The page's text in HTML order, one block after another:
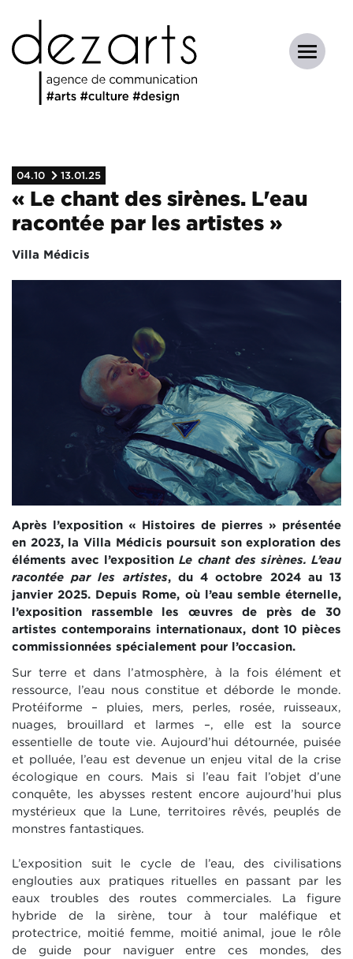
04.10 13.01.25
« Le chant des sirènes. L'eau
racontée par les artistes »
Villa Médicis
Après l’exposition « Histoires de pierres » présentée
en 2023, la Villa Médicis poursuit son exploration des
éléments avec l’expositionLe chant des sirènes. L’eau
racontée par les artistes, du 4 octobre 2024 au 13
janvier 2025. Depuis Rome, où l’eau semble éternelle,
l’exposition rassemble les œuvres de près de 30
artistes contemporains internationaux, dont 10 pièces
commissionnées spécialement pour l’occasion.
Sur terre et dans l’atmosphère, à la fois élément et
ressource, l’eau nous constitue et déborde le monde.
Protéiforme – pluies, mers, perles, rosée, ruisseaux,
nuages, brouillard et larmes –, elle est la source
essentielle de toute vie. Aujourd’hui détournée, puisée
et polluée, l’eau est devenue un enjeu vital de la crise
écologique en cours. Mais si l’eau fait l’objet d’une
conquête, les abysses restent encore aujourd’hui plus
mystérieux que la Lune, territoires rêvés, peuplés de
monstres fantastiques.
L’exposition suit le cycle de l’eau, des civilisations
englouties aux pratiques rituelles en passant par les
eaux troubles des routes commerciales. La figure
hybride de la sirène, tour à tour maléfique et
protectrice, moitié femme, moitié animal, joue le rôle
de guide pour naviguer entre ces mondes, des